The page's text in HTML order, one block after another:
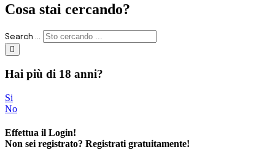
Cosa stai cercando?
Search ...
Hai più di 18 anni?
Si
No
Effettua il Login!
Non sei registrato? Registrati gratuitamente!